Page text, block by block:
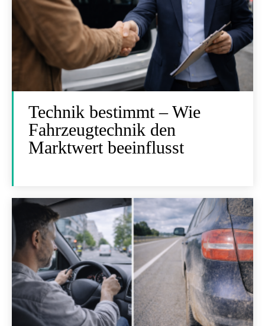
Technik bestimmt – Wie
Fahrzeugtechnik den
Marktwert beeinflusst